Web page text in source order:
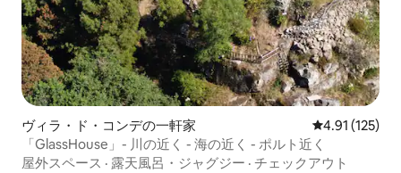
ヴィラ・ド・コンデの一軒家 レビュー125
4.91 (125)
「GlassHouse」- 川の近く - 海の近く - ポルト近く
屋外スペース · 露天風呂・ジャグジー · チェックアウト